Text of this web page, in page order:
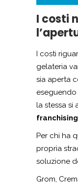
I costi
I costi
gelateria
sia aperta
la stessa si
franchising
Per chi ha
propria
soluzione
Grom,